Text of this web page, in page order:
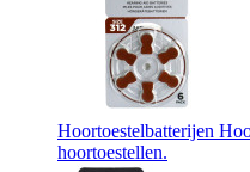
Hoortoestelbatterijen
hoortoestellen.